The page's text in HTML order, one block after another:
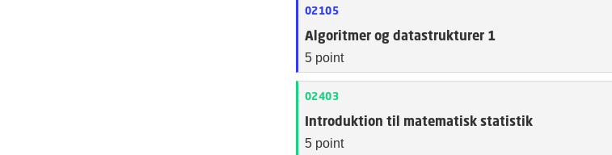
02105
Algoritmer og datastrukturer 1
5 point
02403
Introduktion til matematisk statistik
5 point